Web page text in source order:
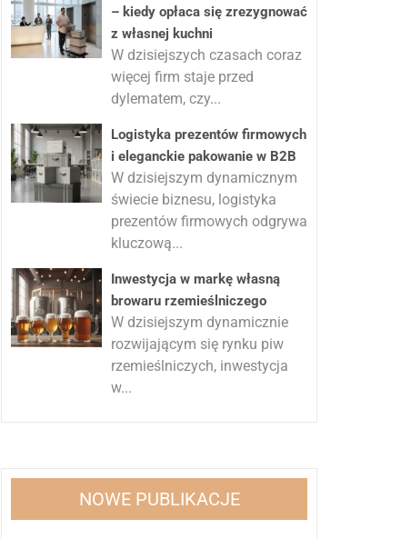
– kiedy opłaca się zrezygnować
z własnej kuchni
W dzisiejszych czasach coraz
więcej firm staje przed
dylematem, czy...
Logistyka prezentów firmowych
i eleganckie pakowanie w B2B
W dzisiejszym dynamicznym
świecie biznesu, logistyka
prezentów firmowych odgrywa
kluczową...
Inwestycja w markę własną
browaru rzemieślniczego
W dzisiejszym dynamicznie
rozwijającym się rynku piw
rzemieślniczych, inwestycja
w...
NOWE PUBLIKACJE